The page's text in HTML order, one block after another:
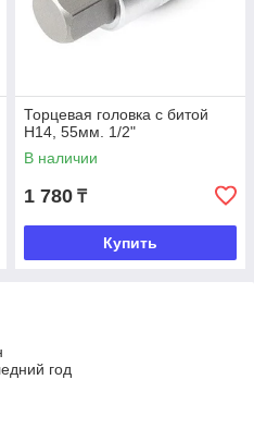
Торцевая головка с битой
Н14, 55мм. 1/2"
В наличии
1 780 ₸
Купить
год